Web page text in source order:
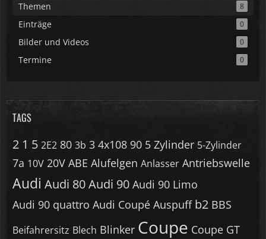
Themen 8
Einträge 0
Bilder und Videos 0
Termine 0
TAGS
2 1 5 2E2 80 3b 3 4x108 90 5 Zylinder 5-Zylinder
7a 10V 20V ABE Alufelgen Anlasser Antriebswelle
Audi Audi 80Audi 90 Audi 90 Limo
Audi 90 quattro Audi Coupé Auspuff b2 BBS
Beifahrersitz Blech Blinker Coupe Coupe GT